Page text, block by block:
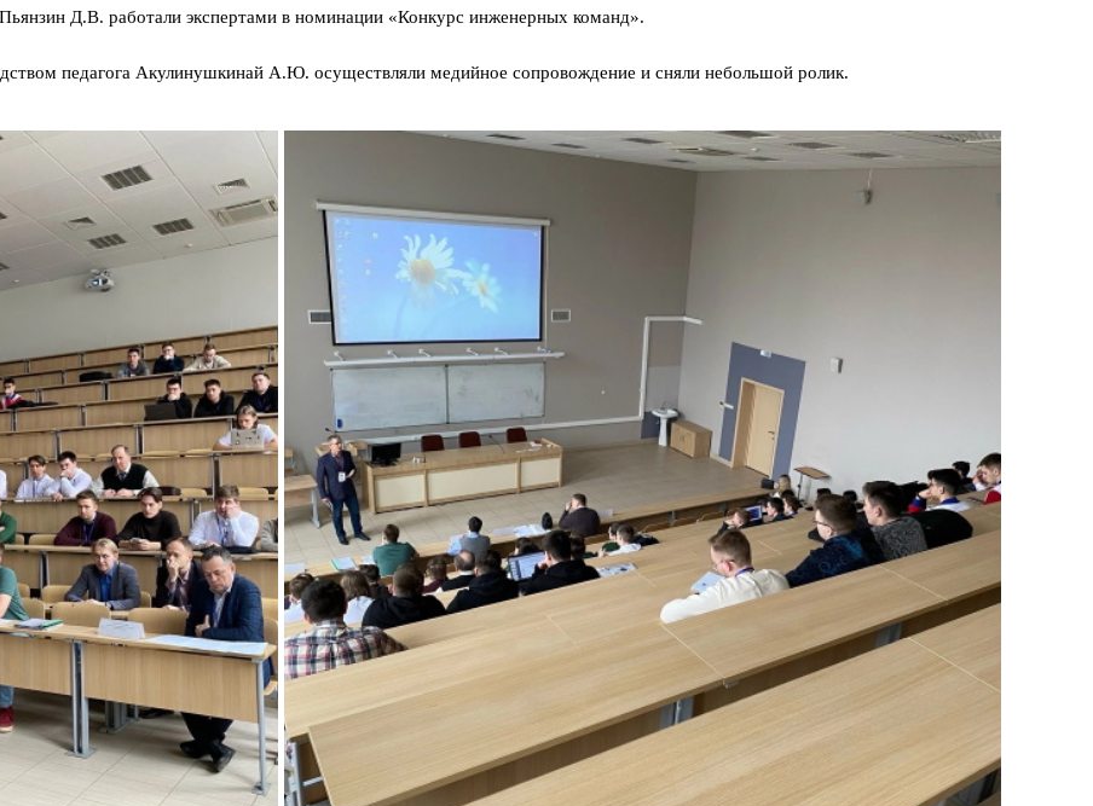
Д.В. работали экспертами в номинации «Конкурс инженерных команд».
педагога Акулинушкинай А.Ю. осуществляли медийное сопровождение и сняли небольшой ролик.